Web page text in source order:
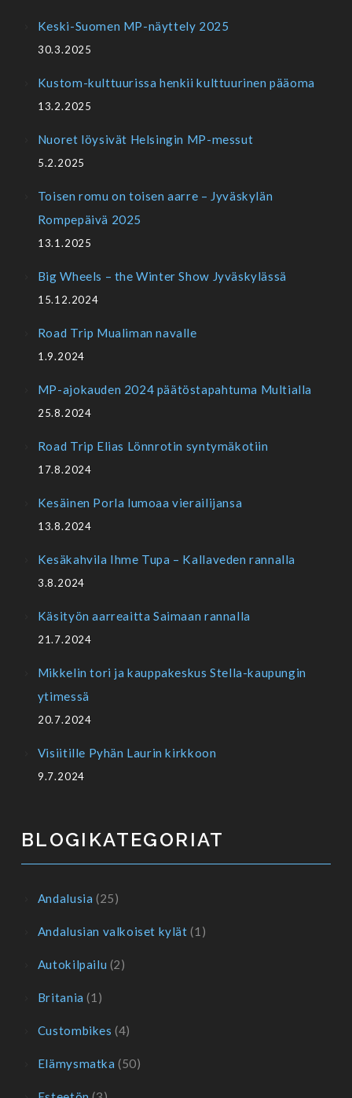
Keski-Suomen MP-näyttely 2025
30.3.2025
Kustom-kulttuurissa henkii kulttuurinen pääoma
13.2.2025
Nuoret löysivät Helsingin MP-messut
5.2.2025
Toisen romu on toisen aarre – Jyväskylän
Rompepäivä 2025
13.1.2025
Big Wheels – the Winter Show Jyväskylässä
15.12.2024
Road Trip Mualiman navalle
1.9.2024
MP-ajokauden 2024 päätöstapahtuma Multialla
25.8.2024
Road Trip Elias Lönnrotin syntymäkotiin
17.8.2024
Kesäinen Porla lumoaa vierailijansa
13.8.2024
Kesäkahvila Ihme Tupa – Kallaveden rannalla
3.8.2024
Käsityön aarreaitta Saimaan rannalla
21.7.2024
Mikkelin tori ja kauppakeskus Stella-kaupungin
ytimessä
20.7.2024
Visiitille Pyhän Laurin kirkkoon
9.7.2024
BLOGIKATEGORIAT
Andalusia (25)
Andalusian valkoiset kylät (1)
Autokilpailu (2)
Britania (1)
Custombikes (4)
Elämysmatka (50)